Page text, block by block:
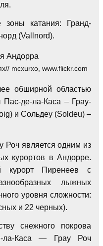
катания: Гранд-
(Vallnord).
mcxurxo, www.flickr.com
обширной областью
Пас-де-ла-Каса – Грау-
и Сольдеу (Soldeu) –
Роч является одним из
курортов в Андорре.
курорт Пиренеев с
лыжных
уровня сложности:
и 22 черных).
снежного покрова
ла-Каса — Грау Роч